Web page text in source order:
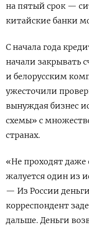
на пятый срок —
китайские банки
С начала года
начали закрывать
и белорусским
ужесточили
вынуждая бизнес
схемы» с
странах.
«Не проходят
жалуется один из
— Из России
корреспондент
дальше. Деньги